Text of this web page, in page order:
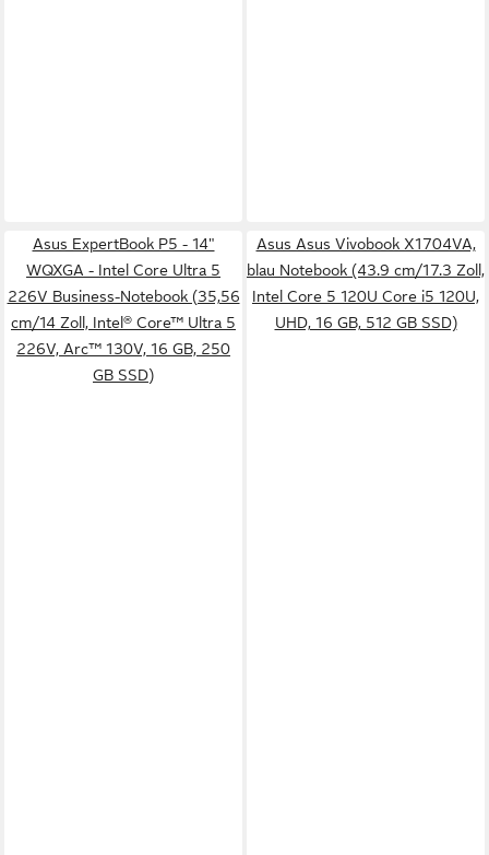
Asus ExpertBook P5 - 14"
WQXGA - Intel Core Ultra 5
226V Business-Notebook (35,56
cm/14 Zoll, Intel® Core™ Ultra 5
226V, Arc™ 130V, 16 GB, 250
GB SSD)
Asus Asus Vivobook X1704VA,
blau Notebook (43.9 cm/17.3 Zoll,
Intel Core 5 120U Core i5 120U,
UHD, 16 GB, 512 GB SSD)